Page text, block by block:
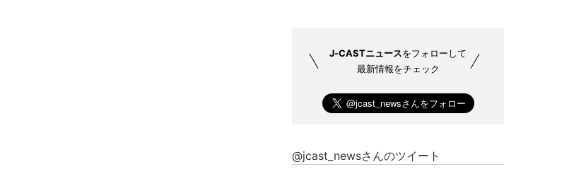
J-CASTニュースをフォローして
最新情報をチェック
@jcast_newsさんのツイート